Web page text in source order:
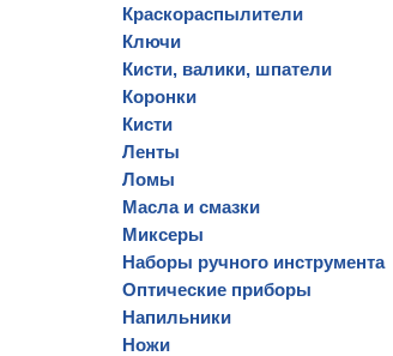
Краскораспылители
Ключи
Кисти, валики, шпатели
Коронки
Кисти
Ленты
Ломы
Масла и смазки
Миксеры
Наборы ручного инструмента
Оптические приборы
Напильники
Ножи